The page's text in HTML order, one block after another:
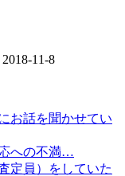
2018-11-8
お話を聞かせてい
への不満…
定員）をしていた